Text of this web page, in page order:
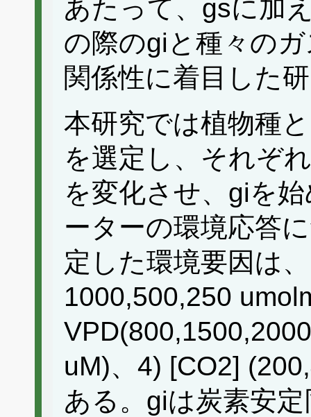
あたって、gsに加
の際のgiと種々の
関係性に着目した
本研究では植物種
を選定し、それぞ
を変化させ、giを
ーターの環境応答
定した環境要因は
1000,500,250
uM)、4) [CO2]
ある。giは炭素安